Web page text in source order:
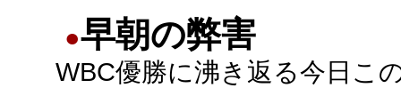
●早朝の弊害
WBC優勝に沸き返る今日こ